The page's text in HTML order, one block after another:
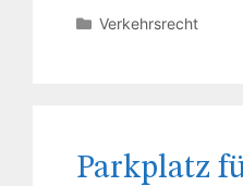
Verkehrsrecht
Parkplatz